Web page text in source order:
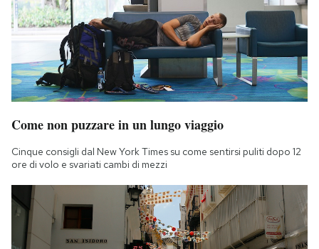
Come non puzzare in un lungo viaggio
Cinque consigli dal New York Times su come sentirsi puliti dopo 12
ore di volo e svariati cambi di mezzi